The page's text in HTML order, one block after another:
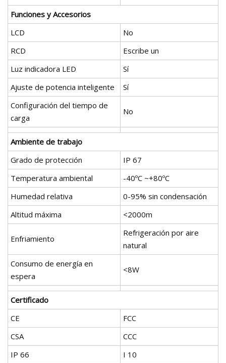
Funciones y Accesorios
LCD
No
RCD
Escribe un
Luz indicadora LED
Sí
Ajuste de potencia inteligente
Sí
Configuración del tiempo de
carga
No
Ambiente de trabajo
Grado de protección
IP 67
Temperatura ambiental
-40ºC ~+80ºC
Humedad relativa
0-95% sin condensación
Altitud máxima
<2000m
Enfriamiento
Refrigeración por aire
natural
Consumo de energía en
espera
<8W
Certificado
CE
FCC
CSA
CCC
IP 66
I 10